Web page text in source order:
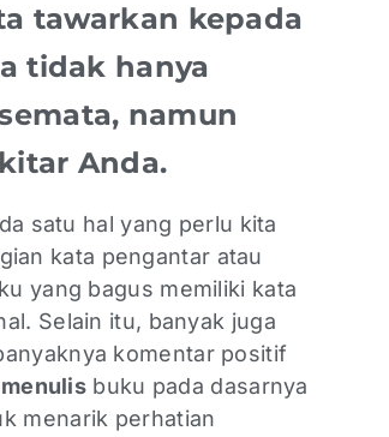
tawarkan kepada
tidak hanya
namun
Anda.
satu hal yang perlu kita
kata pengantar atau
yang bagus memiliki kata
Selain itu, banyak juga
komentar positif
buku pada dasarnya
menarik perhatian